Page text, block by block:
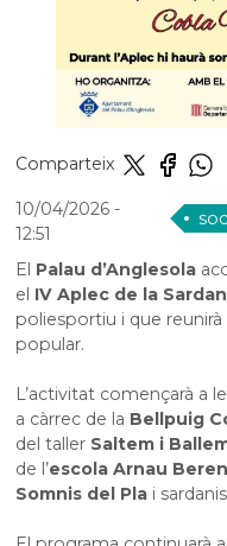
Comparteix
10/04/2026-
12:51
El Palau d’Anglesola
el IV Aplec de la
poliesportiu i que reunirà
popular.
L’activitat començarà a
a càrrec de la Bellpuig
del taller Saltem i
de l’escola Arnau
Somnis del Pla i